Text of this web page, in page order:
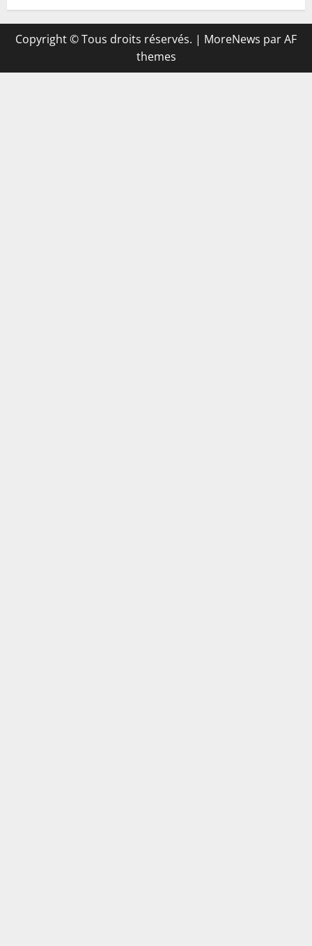
Copyright © Tous droits réservés. | MoreNews par AF
themes